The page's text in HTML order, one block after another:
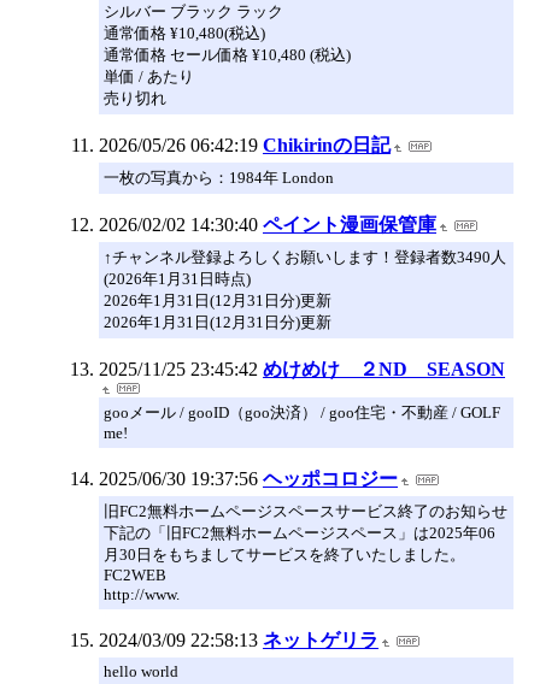
シルバー ブラック ラック
通常価格 ¥10,480(税込)
通常価格 セール価格 ¥10,480 (税込)
単価 / あたり
売り切れ
2026/05/26 06:42:19 Chikirinの日記
一枚の写真から：1984年 London
2026/02/02 14:30:40 ペイント漫画保管庫
↑チャンネル登録よろしくお願いします！登録者数3490人
(2026年1月31日時点)
2026年1月31日(12月31日分)更新
2026年1月31日(12月31日分)更新
2025/11/25 23:45:42 めけめけ ２ND SEASON
gooメール / gooID（goo決済） / goo住宅・不動産 / GOLF
me!
2025/06/30 19:37:56 ヘッポコロジー
旧FC2無料ホームページスペースサービス終了のお知らせ
下記の「旧FC2無料ホームページスペース」は2025年06
月30日をもちましてサービスを終了いたしました。
FC2WEB
http://www.
2024/03/09 22:58:13 ネットゲリラ
hello world